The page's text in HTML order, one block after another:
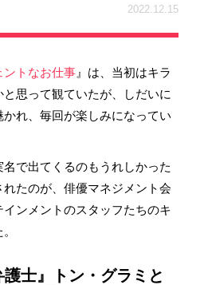
2022.12.15
ントなお仕事 』は、当初はキラ
思って観ていたが、しだいに
れ、毎回が楽しみになってい
で出てくるのもうれしかった
たのが、俳優マネジメント会
ンメントのスタッフたちのキ
士』 トン・グラミ と